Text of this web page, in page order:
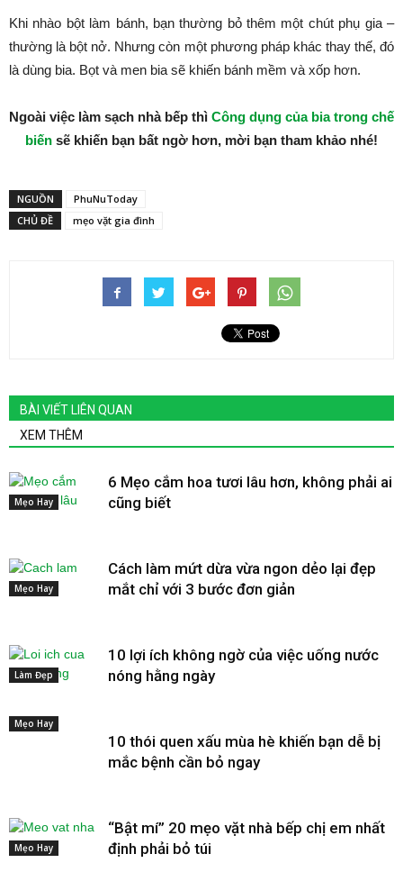
Khi nhào bột làm bánh, bạn thường bỏ thêm một chút phụ gia –
thường là bột nở. Nhưng còn một phương pháp khác thay thế, đó
là dùng bia. Bọt và men bia sẽ khiến bánh mềm và xốp hơn.
Ngoài việc làm sạch nhà bếp thì Công dụng của bia trong chế
biến sẽ khiến bạn bất ngờ hơn, mời bạn tham khảo nhé!
NGUỒN
PhuNuToday
CHỦ ĐỀ
mẹo vặt gia đình
BÀI VIẾT LIÊN QUAN
XEM THÊM
Mẹo Hay
6 Mẹo cắm hoa tươi lâu hơn, không phải ai
cũng biết
Mẹo Hay
Cách làm mứt dừa vừa ngon dẻo lại đẹp
mắt chỉ với 3 bước đơn giản
Làm Đẹp
10 lợi ích không ngờ của việc uống nước
nóng hằng ngày
Mẹo Hay
10 thói quen xấu mùa hè khiến bạn dễ bị
mắc bệnh cần bỏ ngay
Mẹo Hay
“Bật mí” 20 mẹo vặt nhà bếp chị em nhất
định phải bỏ túi